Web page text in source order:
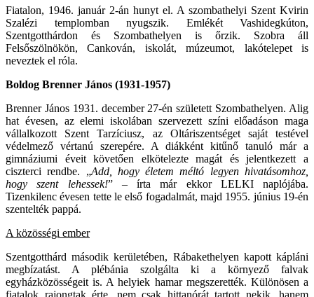
Fiatalon, 1946. január 2-án hunyt el. A szombathelyi Szent Kvirin
Szalézi templomban nyugszik. Emlékét Vashidegkúton,
Szentgotthárdon és Szombathelyen is őrzik. Szobra áll
Felsőszölnökön, Cankován, iskolát, múzeumot, lakótelepet is
neveztek el róla.
Boldog Brenner János (1931-1957)
Brenner János 1931. december 27-én született Szombathelyen. Alig
hat évesen, az elemi iskolában szervezett színi előadáson maga
vállalkozott Szent Tarzíciusz, az Oltáriszentséget saját testével
védelmező vértanú szerepére. A diákként kitűnő tanuló már a
gimnáziumi éveit követően elkötelezte magát és jelentkezett a
ciszterci rendbe. „Add, hogy életem méltó legyen hivatásomhoz,
hogy szent lehessek!” – írta már ekkor LELKI naplójába.
Tizenkilenc évesen tette le első fogadalmát, majd 1955. június 19-én
szentelték pappá.
A közösségi ember
Szentgotthárd második kerületében, Rábakethelyen kapott kápláni
megbízatást. A plébánia szolgálta ki a környező falvak
egyházközösségeit is. A helyiek hamar megszerették. Különösen a
fiatalok rajongtak érte, nem csak hittanórát tartott nekik, hanem